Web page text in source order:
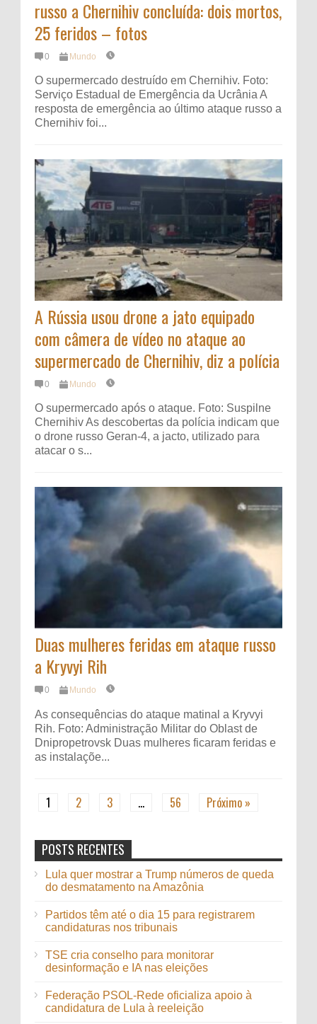
russo a Chernihiv concluída: dois mortos,
25 feridos – fotos
0 Mundo
O supermercado destruído em Chernihiv. Foto:
Serviço Estadual de Emergência da Ucrânia A
resposta de emergência ao último ataque russo a
Chernihiv foi...
A Rússia usou drone a jato equipado
com câmera de vídeo no ataque ao
supermercado de Chernihiv, diz a polícia
0 Mundo
O supermercado após o ataque. Foto: Suspilne
Chernihiv As descobertas da polícia indicam que
o drone russo Geran-4, a jacto, utilizado para
atacar o s...
Duas mulheres feridas em ataque russo
a Kryvyi Rih
0 Mundo
As consequências do ataque matinal a Kryvyi
Rih. Foto: Administração Militar do Oblast de
Dnipropetrovsk Duas mulheres ficaram feridas e
as instalaçõe...
1 2 3 … 56 Próximo »
POSTS RECENTES
Lula quer mostrar a Trump números de queda
do desmatamento na Amazônia
Partidos têm até o dia 15 para registrarem
candidaturas nos tribunais
TSE cria conselho para monitorar
desinformação e IA nas eleições
Federação PSOL-Rede oficializa apoio à
candidatura de Lula à reeleição